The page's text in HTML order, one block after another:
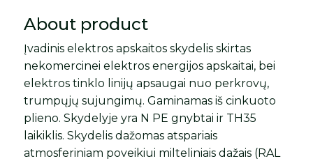
About product
Įvadinis elektros apskaitos skydelis skirtas
nekomercinei elektros energijos apskaitai, bei
elektros tinklo linijų apsaugai nuo perkrovų,
trumpųjų sujungimų. Gaminamas iš cinkuoto
plieno. Skydelyje yra N PE gnybtai ir TH35
laikiklis. Skydelis dažomas atspariais
atmosferiniam poveikiui milteliniais dažais (RAL